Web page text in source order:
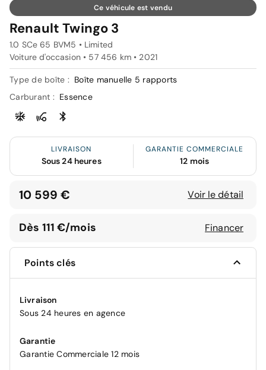
Ce véhicule est vendu
Renault Twingo 3
1.0 SCe 65 BVM5 • Limited
Voiture d'occasion • 57 456 km • 2021
Type de boîte : Boîte manuelle 5 rapports
Carburant : Essence
LIVRAISON
Sous 24 heures
GARANTIE COMMERCIALE
12 mois
10 599 € Voir le détail
Dès 111 €/mois Financer
Points clés
Livraison
Sous 24 heures en agence
Garantie
Garantie Commerciale 12 mois